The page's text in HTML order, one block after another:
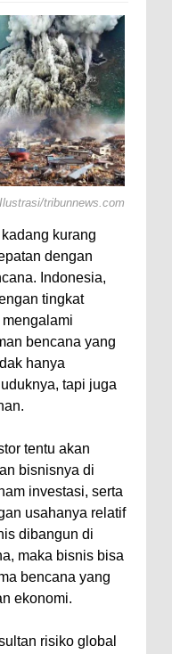
Ilustrasi/tribunnews.com
kurang
dengan
Indonesia,
tingkat
bencana yang
hanya
tapi juga
tentu akan
bisnisnya di
investasi, serta
usahanya relatif
dibangun di
maka bisnis bisa
bencana yang
ekonomi.
risiko global